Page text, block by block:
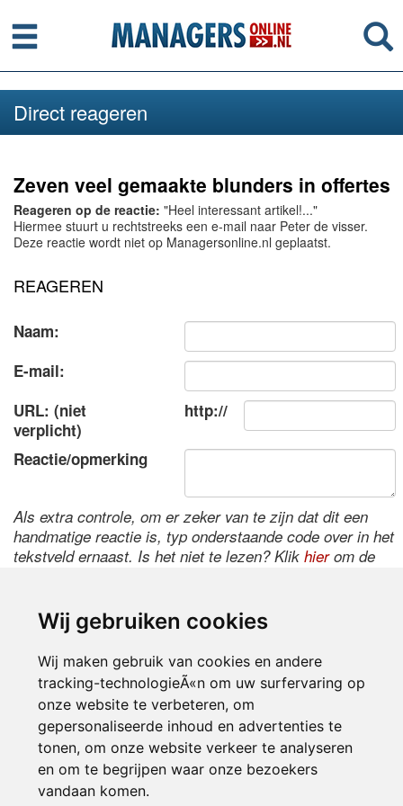
Wij gebruiken cookies
Wij maken gebruik van cookies en andere
tracking-technologieÃ«n om uw surfervaring op
onze website te verbeteren, om
gepersonaliseerde inhoud en advertenties te
tonen, om onze website verkeer te analyseren
en om te begrijpen waar onze bezoekers
vandaan komen.
Menu
Direct reageren
Zeven veel gemaakte blunders in offertes
Reageren op de reactie: "Heel interessant artikel!..."
Hiermee stuurt u rechtstreeks een e-mail naar Peter de visser.
Deze reactie wordt niet op Managersonline.nl geplaatst.
REAGEREN
Naam:
E-mail:
URL: (niet
verplicht)
http://
Reactie/opmerking
Als extra controle, om er zeker van te zijn dat dit een
handmatige reactie is, typ onderstaande code over in het
tekstveld ernaast. Is het niet te lezen? Klik hierom de
Inloggen